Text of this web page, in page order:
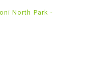
North Park -